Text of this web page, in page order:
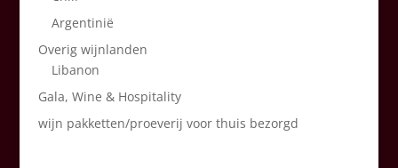
Argentinië
Overig wijnlanden
Libanon
Gala, Wine & Hospitality
wijn pakketten/proeverij voor thuis bezorgd